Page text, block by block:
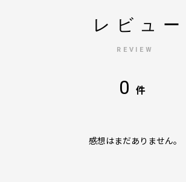
レビュー
REVIEW
0 件
感想はまだありません。